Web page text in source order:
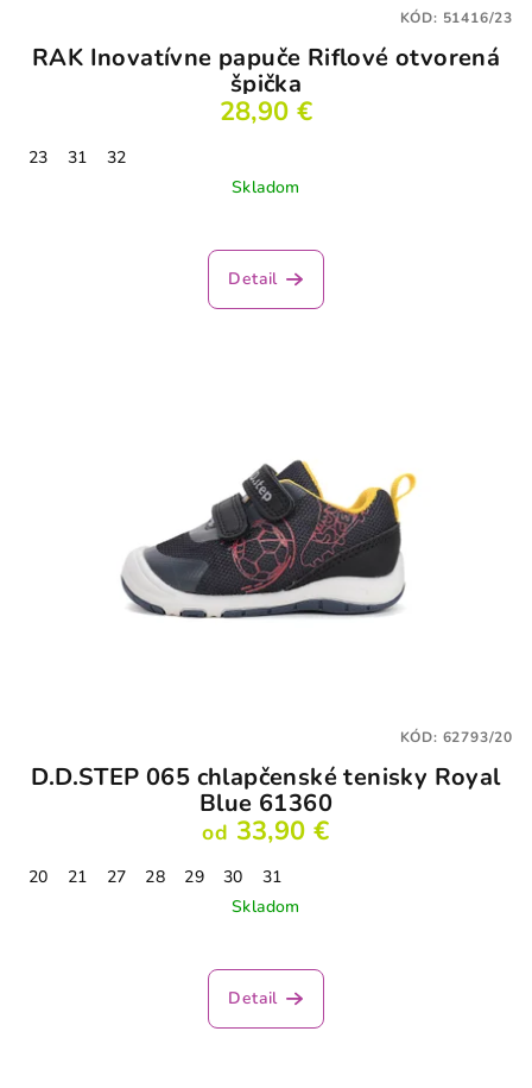
RAK Inovatívne papuče Riflové otvorená
špička
28,90 €
23 31
32
Skladom
Detail
KÓD: 51416/23
D.D.STEP 065 chlapčenské tenisky Royal
Blue 61360
od 33,90 €
20 21 27 28 29 30
31
Skladom
Detail
KÓD: 62793/20